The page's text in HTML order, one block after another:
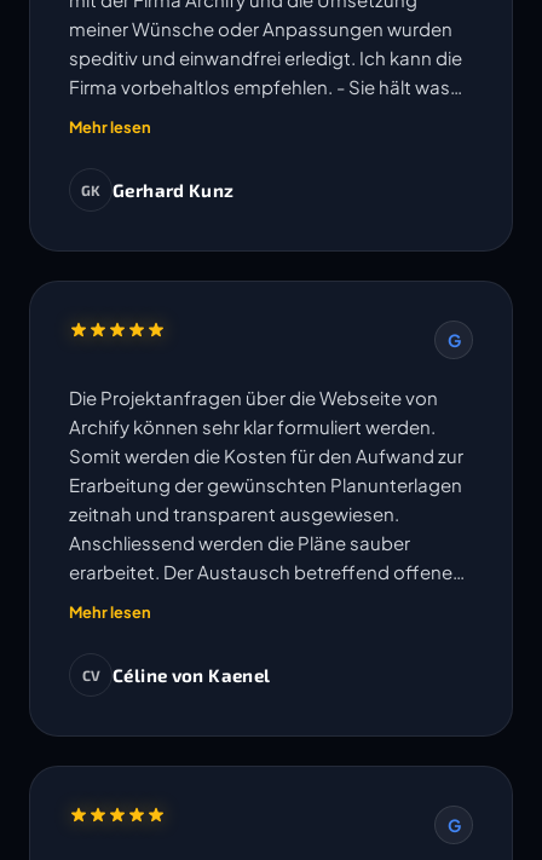
meiner Wünsche oder Anpassungen wurden
speditiv und einwandfrei erledigt. Ich kann die
Firma vorbehaltlos empfehlen. - Sie hält was
ihre Website verspricht!
Mehr lesen
GK Gerhard Kunz
G
Die Projektanfragen über die Webseite von
Archify können sehr klar formuliert werden.
Somit werden die Kosten für den Aufwand zur
Erarbeitung der gewünschten Planunterlagen
zeitnah und transparent ausgewiesen.
Anschliessend werden die Pläne sauber
erarbeitet. Der Austausch betreffend offenen
Fragen erfolgt sehr unkompliziert und
Termine werden eingehalten. Ich freue mich
Mehr lesen
CV Céline von Kaenel
G